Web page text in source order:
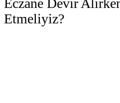
Eczane Devir
Etmeliyiz?